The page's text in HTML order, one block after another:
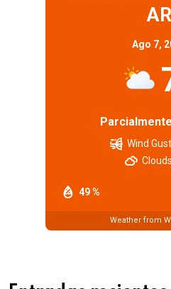
AR
Ago 7,
49 %
Wind
Weather from